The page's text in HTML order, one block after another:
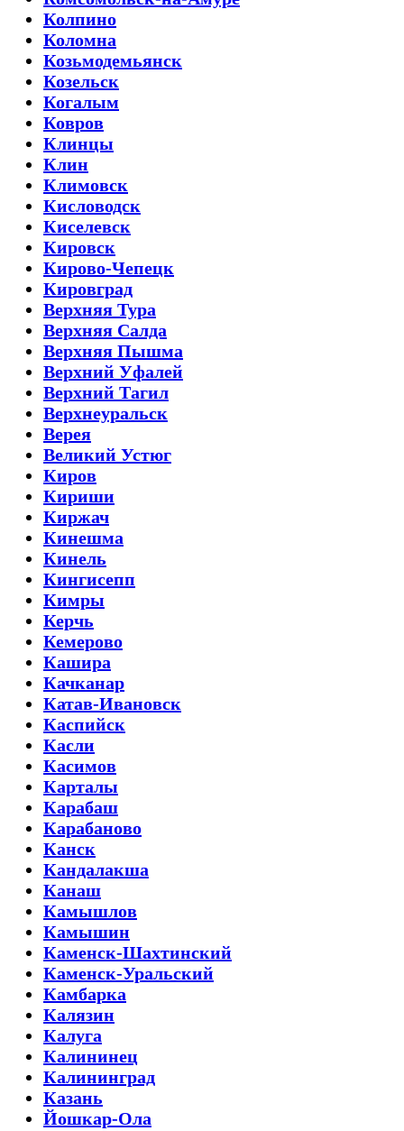
Колпино
Коломна
Козьмодемьянск
Козельск
Когалым
Ковров
Клинцы
Клин
Климовск
Кисловодск
Киселевск
Кировск
Кирово-Чепецк
Кировград
Верхняя Тура
Верхняя Салда
Верхняя Пышма
Верхний Уфалей
Верхний Тагил
Верхнеуральск
Верея
Великий Устюг
Киров
Кириши
Киржач
Кинешма
Кинель
Кингисепп
Кимры
Керчь
Кемерово
Кашира
Качканар
Катав-Ивановск
Каспийск
Касли
Касимов
Карталы
Карабаш
Карабаново
Канск
Кандалакша
Канаш
Камышлов
Камышин
Каменск-Шахтинский
Каменск-Уральский
Камбарка
Калязин
Калуга
Калининец
Калининград
Казань
Йошкар-Ола